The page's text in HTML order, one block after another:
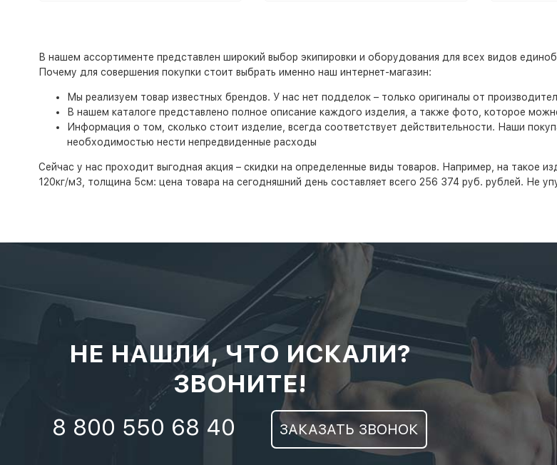
В нашем ассортименте представлен широкий выбор экипировки и оборудования для всех видов
Почему для совершения покупки стоит выбрать именно наш интернет-магазин:
Мы реализуем товар известных брендов. У нас нет подделок – только оригиналы от
В нашем каталоге представлено полное описание каждого изделия, а также фото, которое
Информация о том, сколько стоит изделие, всегда соответствует действительности. Наши
необходимостью нести непредвиденные расходы
Сейчас у нас проходит выгодная акция – скидки на определенные виды товаров. Например, на такое
120кг/м3, толщина 5см: цена товара на сегодняшний день составляет всего 256 374 руб. рублей. Не
НЕ НАШЛИ, ЧТО ИСКАЛИ?
ЗВОНИТЕ!
8 800 550 68 40 ЗАКАЗАТЬ ЗВОНОК